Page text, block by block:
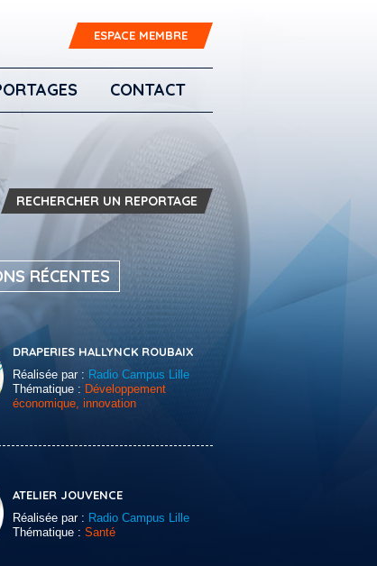
ESPACE MEMBRE
CONTACT
RECHERCHER UN REPORTAGE
RÉCENTES
DRAPERIES HALLYNCK ROUBAIX
Réalisée par : Radio Campus Lille
Thématique : Développement
économique, innovation
ATELIER JOUVENCE
Réalisée par : Radio Campus Lille
Thématique : Santé